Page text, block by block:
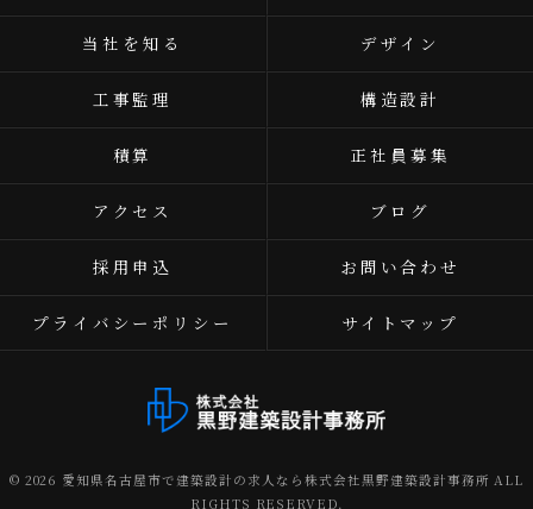
当社を知る デザイン
工事監理 構造設計
積算 正社員募集
アクセス ブログ
採用申込 お問い合わせ
プライバシーポリシー サイトマップ
© 2026 愛知県名古屋市で建築設計の求人なら株式会社黒野建築設計事務所 ALL
RIGHTS RESERVED.